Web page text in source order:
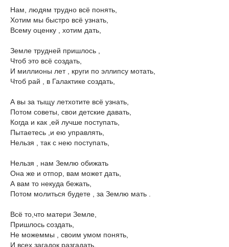
Нам, людям трудно всё понять,
Хотим мы быстро всё узнать,
Всему оценку , хотим дать,
Земле трудней пришлось ,
Чтоб это всё создать,
И миллионы лет , круги по эллипсу мотать,
Чтоб рай , в Галактике создать,
А вы за тыщу летхотите всё узнать,
Потом советы, свои детские давать,
Когда и как ,ей лучше поступать,
Пытаетесь ,и ею управлять,
Нельзя , так с нею поступать,
Нельзя , нам Землю обижать
Она же и отпор, вам может дать,
А вам то некуда бежать,
Потом молиться будете , за Землю мать .
Всё то,что матери Земле,
Пришлось создать,
Не можеммы , своим умом понять,
И всех загадок разгадать.